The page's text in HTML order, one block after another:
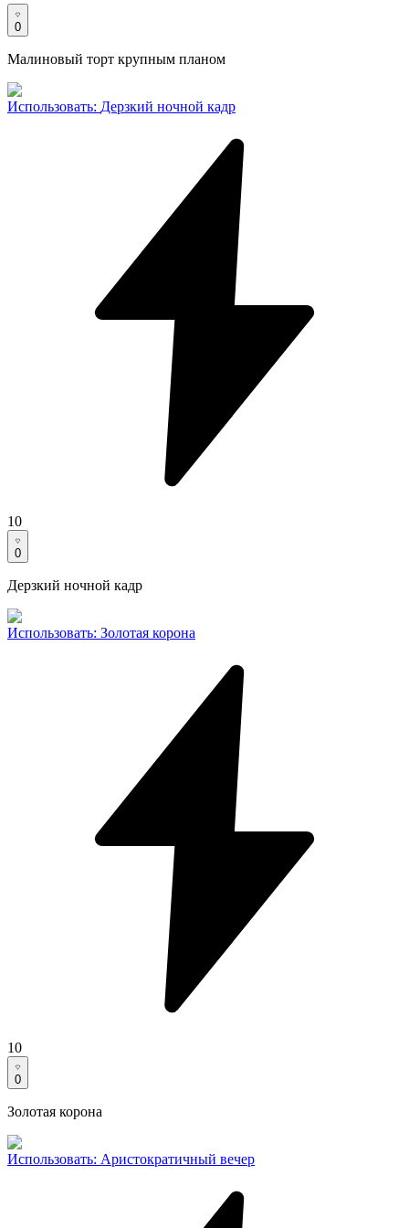
0
Малиновый торт крупным планом
Использовать: Дерзкий ночной кадр
10
0
Дерзкий ночной кадр
Использовать: Золотая корона
10
0
Золотая корона
Использовать: Аристократичный вечер